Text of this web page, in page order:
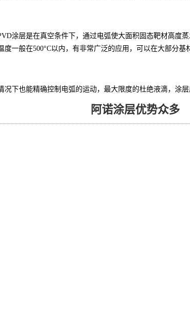
涂层是在真空条件下，通过电弧使大面积固态靶材高度
一般在500°C以内，有非常广泛的应用，可以在大部分基
下也能精确控制电弧的运动，最大限度的杜绝液滴，涂层
阿诺涂层优势众多